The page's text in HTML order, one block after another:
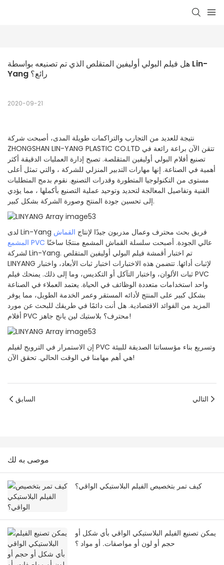
هل فيلم البولي أوليفين المتقلص الذي تم تصنيعه بواسطة Lin-
Yang رائع؟
2020-09-21
نتيجة للعديد من التجارب والتراكمات طويلة المدى، أصبحت شركة
ZHONGSHAN LIN-YANG PLASTIC CO.LTD تتقن الآن براعة رائعة في
تصنيع أفلام البولي أوليفين المتقلصة. تصبح إدارة العمليات الدقيقة أكثر
أهمية في الصناعة. إنها مهارات التدبير المنزلي للشركة ، والتي تمثل أعلى
مستوى من التكنولوجيا المتطورة وقدرات التصنيع. نقوم بدمج المتطلبات
الفنية وتفاصيل المعالجة لتحديد وتوحيد عملية التصنيع بأكملها ، مما يؤدي
إلى تحسين جودة المنتج وصورة الشركة بشكل كبير.
لدى Lin-Yang فريق بحث محترف وعمال مدربون جيدًا لإنتاج القماش
المشمع PVC
لشركة Lin-Yang. تم اختبار أقمشة فيلم البولي أوليفين المتقلص
LINYANG لإثبات أدائها. تتضمن هذه الاختبارات اختبار ثبات الأبعاد، واختبار
ثبات الألوان، واختبار التآكل أو التكديس، وما إلى ذلك. يمنحك فيلم PVC
واحد استخدامات متعددة الوظائف في الحياة. يعتمد العملاء في الصناعة
بشكل كبير على المنتج لأدائه المستقر وعمر الخدمة الطويل، مما يوفر
المزيد من الفوائد الاقتصادية. هل أنت دائمًا في طريقك للبحث عن مورد
أفلام PVC محترف؟ بلاستيك لين يانج جاهز!
إن الاستمرار في الترويج لفيلم PVC وتسريع بناء مؤسساتنا الصديقة للبيئة
هي أهم مهامنا في الوقت الحالي. تحقق الآن!
السابق التالي
موصى به لك
كيف تمر بتخصيص الفيلم البلاستيكي الواقي؟
يمكن تصنيع الفيلم البلاستيكي الواقي بأي شكل أو
حجم أو لون أو مواصفات. أو مواد ؟